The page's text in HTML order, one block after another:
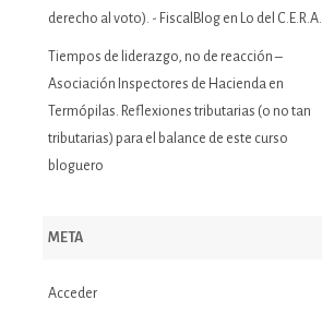
derecho al voto). - FiscalBlogen Lo del C.E.R.A.
Tiempos de liderazgo, no de reacción –
Asociación Inspectores de Haciendaen
Termópilas. Reflexiones tributarias (o no tan
tributarias) para el balance de este curso
bloguero
META
Acceder